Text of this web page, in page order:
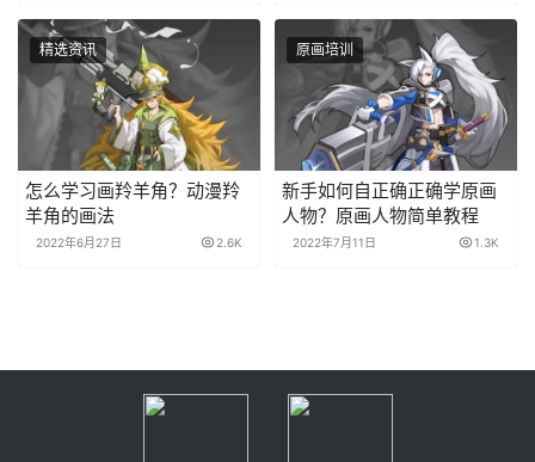
精选资讯
怎么学习画羚羊角？动漫羚
羊角的画法
2022年6月27日 2.6K
原画培训
新手如何自正确正确学原画
人物？原画人物简单教程
2022年7月11日 1.3K